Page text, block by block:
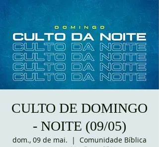
CULTO DE DOMINGO
- NOITE (09/05)
dom., 09 de mai.
  |
Comunidade Bíblica